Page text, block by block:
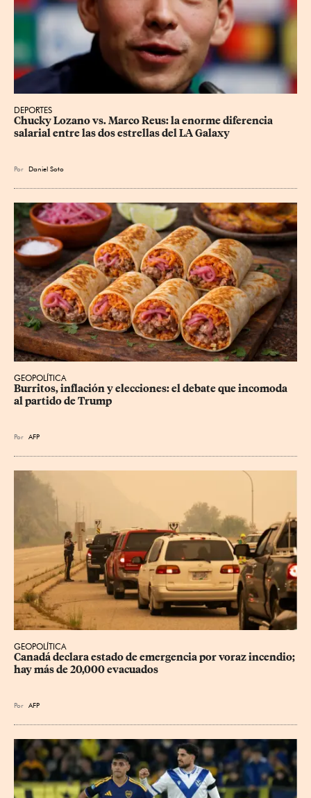
DEPORTES
Chucky Lozano vs. Marco Reus: la enorme diferencia
salarial entre las dos estrellas del LA Galaxy
Por Daniel Soto
GEOPOLÍTICA
Burritos, inflación y elecciones: el debate que incomoda
al partido de Trump
Por AFP
GEOPOLÍTICA
Canadá declara estado de emergencia por voraz incendio;
hay más de 20,000 evacuados
Por AFP